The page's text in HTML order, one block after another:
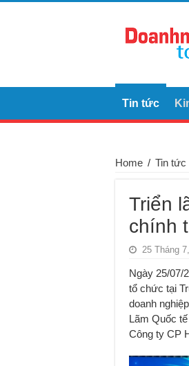
Tin tức
Home / Tin tức
Triển
chính
25 Tháng
Ngày 25/07/
tổ chức tại
doanh
Lãm Quốc
Công ty CP